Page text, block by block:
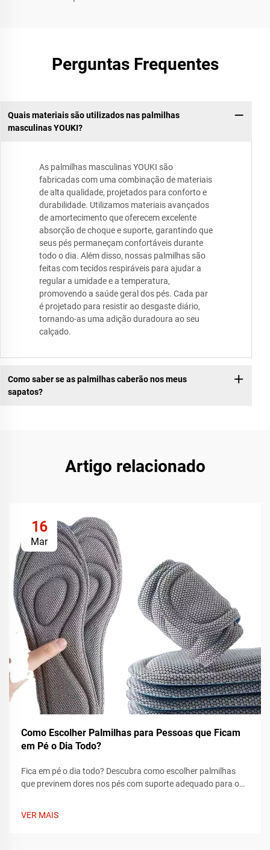
Perguntas Frequentes
Quais materiais são utilizados nas palmilhas
masculinas YOUKI?
As palmilhas masculinas YOUKI são
fabricadas com uma combinação de materiais
de alta qualidade, projetados para conforto e
durabilidade. Utilizamos materiais avançados
de amortecimento que oferecem excelente
absorção de choque e suporte, garantindo que
seus pés permaneçam confortáveis durante
todo o dia. Além disso, nossas palmilhas são
feitas com tecidos respiráveis para ajudar a
regular a umidade e a temperatura,
promovendo a saúde geral dos pés. Cada par
é projetado para resistir ao desgaste diário,
tornando-as uma adição duradoura ao seu
calçado.
Como saber se as palmilhas caberão nos meus
sapatos?
Artigo relacionado
16
Mar
Como Escolher Palmilhas para Pessoas que Ficam
em Pé o Dia Todo?
Fica em pé o dia todo? Descubra como escolher palmilhas
que previnem dores nos pés com suporte adequado para o
VER MAIS